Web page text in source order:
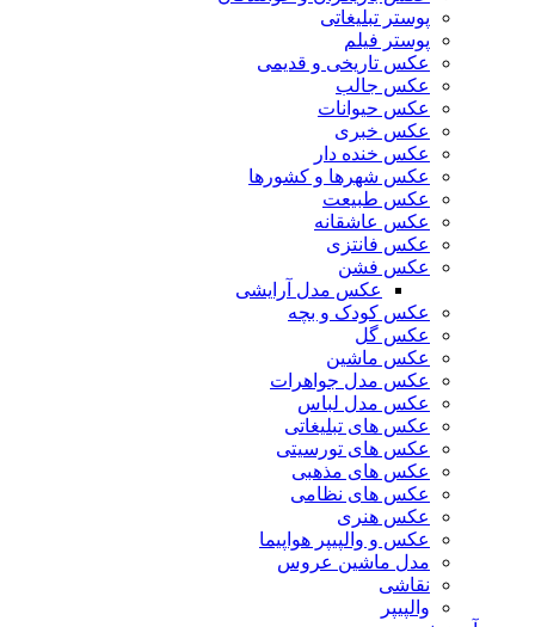
پوستر تبلیغاتی
پوستر فیلم
عکس تاریخی و قدیمی
عکس جالب
عکس حیوانات
عکس خبری
عکس خنده دار
عکس شهرها و کشورها
عکس طبیعت
عکس عاشقانه
عکس فانتزی
عکس فشن
عکس مدل آرایشی
عکس کودک و بچه
عکس گل
عکس ماشین
عکس مدل جواهرات
عکس مدل لباس
عکس های تبلیغاتی
عکس های تورسیتی
عکس های مذهبی
عکس های نظامی
عکس هنری
عکس و والپیپر هواپیما
مدل ماشین عروس
نقاشی
والپیپر